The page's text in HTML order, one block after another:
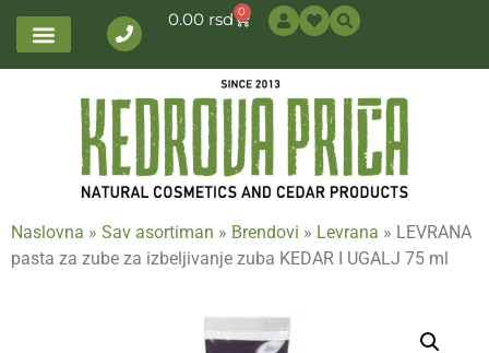
0.00 rsd 0
Naslovna » Sav asortiman » Brendovi » Levrana » LEVRANA
pasta za zube za izbeljivanje zuba KEDAR I UGALJ 75 ml